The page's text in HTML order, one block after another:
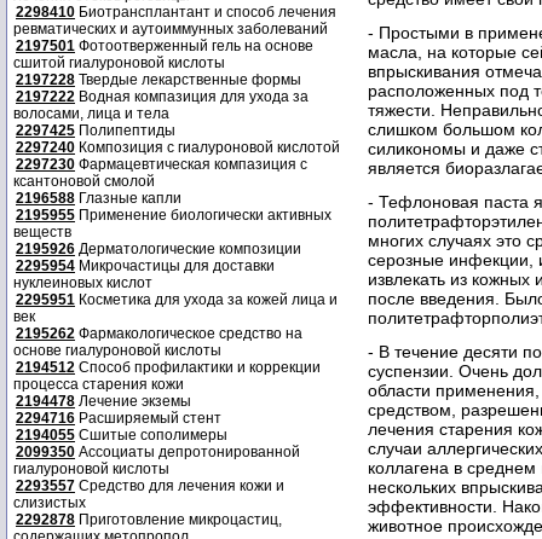
2298410 Биотрансплантант и способ лечения
ревматических и аутоиммунных заболеваний
2197501 Фотоотверженный гель на основе
сшитой гиалуроновой кислоты
2197228 Твердые лекарственные формы
2197222 Водная компазиция для ухода за
волосами, лица и тела
2297425 Полипептиды
2297240 Композиция с гиалуроновой кислотой
2297230 Фармацевтическая компазиция с
ксантоновой смолой
2196588 Глазные капли
2195955 Применение биологически активных
веществ
2195926 Дерматологические композиции
2295954 Микрочастицы для доставки
нуклеиновых кислот
2295951 Косметика для ухода за кожей лица и
век
2195262 Фармакологическое средство на
основе гиалуроновой кислоты
2194512 Способ профилактики и коррекции
процесса старения кожи
2194478 Лечение экземы
2294716 Расширяемый стент
2194055 Сшитые сополимеры
2099350 Ассоциаты депротонированной
гиалуроновой кислоты
2293557 Средство для лечения кожи и
слизистых
2292878 Приготовление микроцастиц,
- Простыми в
масла, на которые
впрыскивания
расположенных под
тяжести.
слишком большом
силикономы и даже
является
- Тефлоновая паста
многих случаях это
серозные инфекции,
извлекать из кожных
после введения.
- В течение десяти
суспензии. Очень
области
средством,
лечения старения
случаи
коллагена в среднем
нескольких
эффективности.
животное